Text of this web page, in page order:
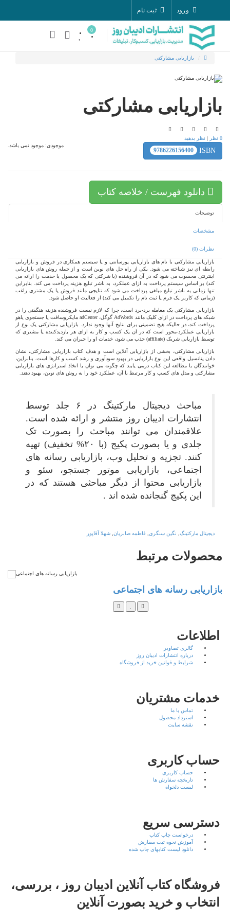
ورود ثبت نام
0
بازاریابی مشارکتی
بازاریابی مشارکتی
0 نظر | نظر بدهید
موجودی: موجود نمی باشد.
ISBN
9786226156400
دانلود فهرست / خلاصه کتاب
توضیحات
مشخصات
نظرات (0)
بازاریابی مشارکتی با نام های بازاریابی پورسانتی و یا سیستم همکاری در فروش و بازاریابی
رابطه ای نیز شناخته می شود. یکی از راه حل های نوین است و از جمله روش های بازاریابی
اینترنتی محسوب می شود که در آن فروشنده (یا شرکتی که یک محصول یا خدمت را ارائه می
کند) بر اساس سیستم پرداخت به ازای عملکرد، به ناشر تبلیغ هزینه پرداخت می کند. بنابراین
تنها زمانی به ناشر تبلیغ مبلغی پرداخت می شود که نتایجی مانند فروش یا یک مشتری راغب
(زمانی که کاربر یک فرم یا ثبت نام را تکمیل می کند) از فعالیت او حاصل شود.
بازاریابی مشارکتی یک معامله برد-برد است، چرا که لازم نیست فروشنده هزینه هنگفتی را در
شبکه های پرداخت در ازای کلیک مانند AdWords گوگل،adCenterمایکروسافت یا جستجوی یاهو
پرداخت کند، در حالیکه هیچ تضمینی برای نتایج آنها وجود ندارد. بازاریابی مشارکتی یک نوع از
بازاریابی عملکرد-محور است که در آن یک کسب و کار به ازای هر بازدیدکننده یا مشتری که
توسط بازاریابی شریک (affiliate) جذب می شود، خدمات او را جبران می کند.
بازاریابی مشارکتی، بخشی از بازاریابی آنلاین است و هدف کتاب بازاریابی مشارکتی، نشان
دادن پتانسیل واقعی این نوع بازاریابی در بهبود سودآوری و رشد کسب ‌و کارها است. بنابراین،
خوانندگان با مطالعه این کتاب درمی یابند که چگونه می توان با اتخاذ استراتژی های بازاریابی
مشارکتی و مدل های کسب و کار مرتبط با آن، عملکرد خود را به روش های نوین، بهبود دهند.
مباحث دیجیتال مارکتینگ در ۶ جلد توسط
انتشارات ادیبان روز منتشر و ارائه شده است.
علاقمندان می توانند مباحث را بصورت تک
جلدی و یا بصورت پکیج(با ۲۰% تخفیف)
تهیه
کنند. تجزیه و تحلیل وب، بازاریابی رسانه های
اجتماعی، بازاریابی موتور جستجو، سئو و
بازاریابی محتوا از دیگر مباحثی هستند که در
این پکیج گنجانده شده اند .
دیجیتال مارکتینگ نگین سنگری فاطمه صابریان شهلا آقاپور
محصولات مرتبط
بازاریابی رسانه های اجتماعی
اطلاعات
گالری تصاویر
درباره انتشارات ادیبان روز
شرایط و قوانین خرید از فروشگاه
خدمات مشتریان
تماس با ما
استرداد محصول
نقشه سایت
حساب کاربری
حساب کاربری
تاریخچه سفارش ها
لیست دلخواه
دسترسی سریع
درخواست چاپ کتاب
آموزش نحوه ثبت سفارش
دانلود لیست کتابهای چاپ شده
فروشگاه کتاب آنلاین ادیبان روز ، بررسی،
انتخاب و خرید بصورت آنلاین